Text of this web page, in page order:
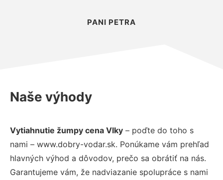
PANI PETRA
Naše výhody
Vytiahnutie žumpy cena Vlky – poďte do toho s
nami – www.dobry-vodar.sk. Ponúkame vám prehľad
hlavných výhod a dôvodov, prečo sa obrátiť na nás.
Garantujeme vám, že nadviazanie spolupráce s nami